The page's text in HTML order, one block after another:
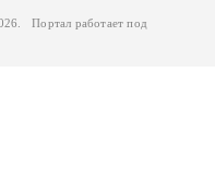
Портал работает под